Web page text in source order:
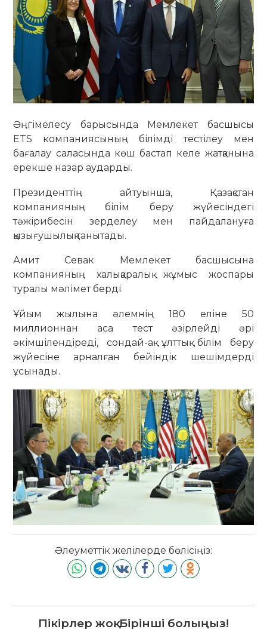
Әңгімелесу барысында Мемлекет басшысы
ETS компаниясының білімді тестілеу мен
бағалау саласында көш бастап келе жатқанына
ерекше назар аударды.
Президенттің айтуынша, Қазақстан
компанияның білім беру жүйесіндегі
тәжірибесін зерделеу мен пайдалануға
қызығушылық танытады.
Амит Севак Мемлекет басшысына
компанияның халықаралық жұмыс жоспары
туралы мәлімет берді.
Ұйым жылына әлемнің 180 еліне 50
миллионнан аса тест әзірлейді әрі
әкімшілендіреді, сондай-ақ ұлттық білім беру
жүйесіне арналған бейіндік шешімдерді
ұсынады.
Әлеуметтік желілерде бөлісіңіз:
Пікірлер жоқ. Бірінші болыңыз!